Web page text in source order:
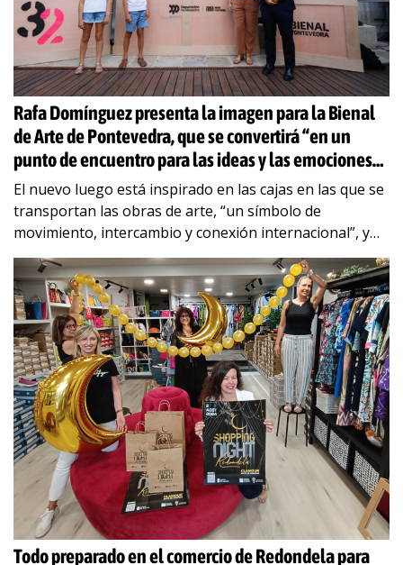
Rafa Domínguez presenta la imagen para la Bienal
de Arte de Pontevedra, que se convertirá “en un
punto de encuentro para las ideas y las emociones
universales»
El nuevo luego está inspirado en las cajas en las que se
transportan las obras de arte, “un símbolo de
movimiento, intercambio y conexión internacional”, y
será la imagen de…
Todo preparado en el comercio de Redondela para